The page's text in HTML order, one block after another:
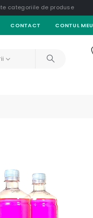
categoriile de produse
CONTACT CONTUL MEU